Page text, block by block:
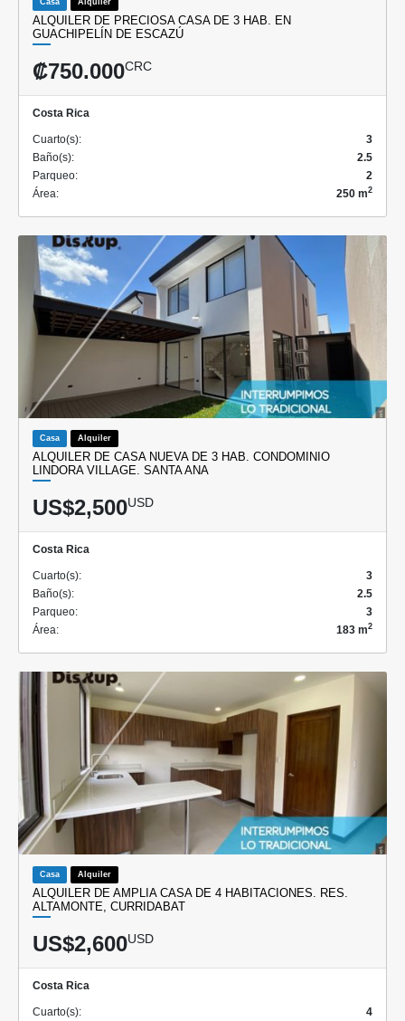
ALQUILER DE PRECIOSA CASA DE 3 HAB. EN
GUACHIPELÍN DE ESCAZÚ
₡750.000CRC
Costa Rica
Cuarto(s):
3
Baño(s):
2.5
Parqueo:
2
Área:
250 m2
Casa Alquiler
ALQUILER DE CASA NUEVA DE 3 HAB. CONDOMINIO
LINDORA VILLAGE. SANTA ANA
US$2,500USD
Costa Rica
Cuarto(s):
3
Baño(s):
2.5
Parqueo:
3
Área:
183 m2
Casa Alquiler
ALQUILER DE AMPLIA CASA DE 4 HABITACIONES. RES.
ALTAMONTE, CURRIDABAT
US$2,600USD
Costa Rica
Cuarto(s):
4